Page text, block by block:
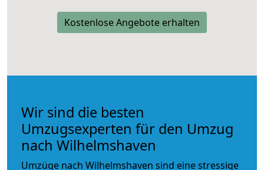
Kostenlose Angebote erhalten
Wir sind die besten
Umzugsexperten für den Umzug
nach Wilhelmshaven
Umzüge nach Wilhelmshaven sind eine stressige